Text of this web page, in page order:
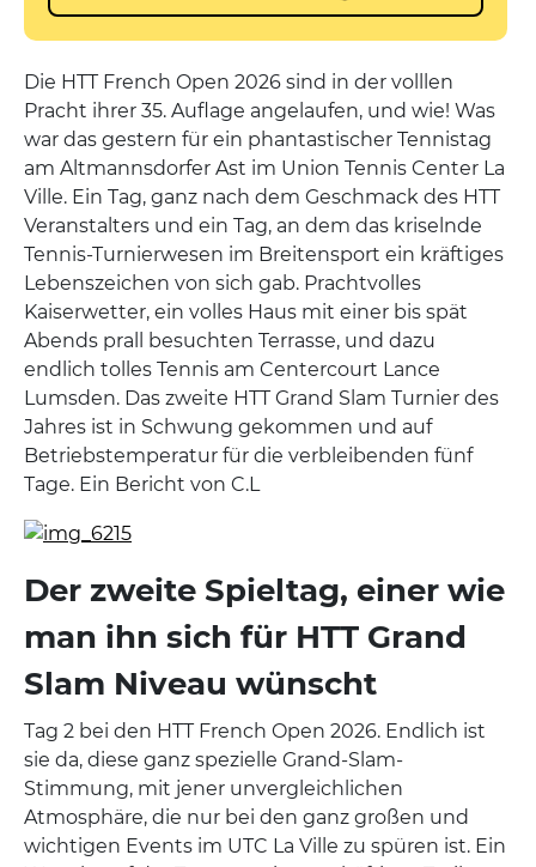
Die HTT French Open 2026 sind in der volllen
Pracht ihrer 35. Auflage angelaufen, und wie! Was
war das gestern für ein phantastischer Tennistag
am Altmannsdorfer Ast im Union Tennis Center La
Ville. Ein Tag, ganz nach dem Geschmack des HTT
Veranstalters und ein Tag, an dem das kriselnde
Tennis-Turnierwesen im Breitensport ein kräftiges
Lebenszeichen von sich gab. Prachtvolles
Kaiserwetter, ein volles Haus mit einer bis spät
Abends prall besuchten Terrasse, und dazu
endlich tolles Tennis am Centercourt Lance
Lumsden. Das zweite HTT Grand Slam Turnier des
Jahres ist in Schwung gekommen und auf
Betriebstemperatur für die verbleibenden fünf
Tage. Ein Bericht von C.L
Der zweite Spieltag, einer wie
man ihn sich für HTT Grand
Slam Niveau wünscht
Tag 2 bei den HTT French Open 2026. Endlich ist
sie da, diese ganz spezielle Grand-Slam-
Stimmung, mit jener unvergleichlichen
Atmosphäre, die nur bei den ganz großen und
wichtigen Events im UTC La Ville zu spüren ist. Ein